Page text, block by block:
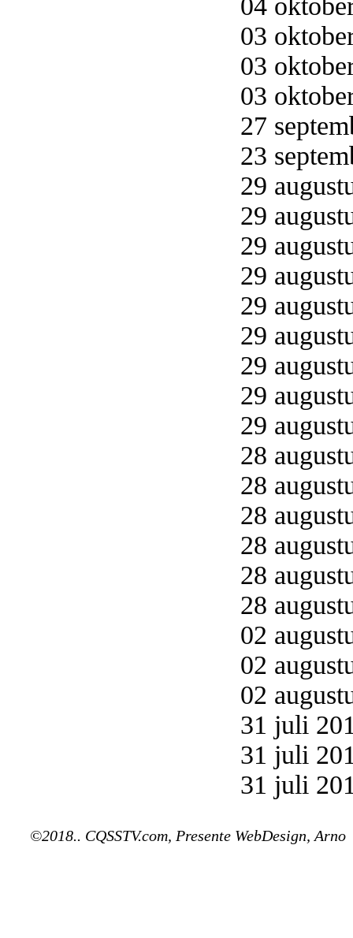
04
03
03
03
27
23
29
29
29
29
29
29
29
29
29
28
28
28
28
28
28
02
02
02
31 juli
31 juli
31 juli
©2018.. CQSSTV.com, Presente WebDesign, Arno